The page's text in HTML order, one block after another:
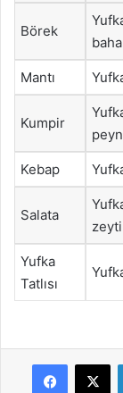
Börek
Mantı
Kumpir
Kebap
Salata
Yufka
Tatlısı
Facebook
X